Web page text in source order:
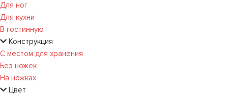
Для ног
Для кухни
В гостинную
Конструкция
С местом для хранения
Без ножек
На ножках
Цвет